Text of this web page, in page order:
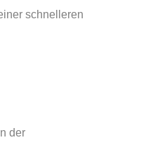
schnelleren
der